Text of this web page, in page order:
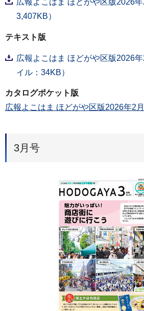
広報よこはま ほどがや区版2026年
3,407KB）
テキスト版
広報よこはま ほどがや区版2026
イル：34KB）
カタログポケット版
広報よこはま ほどがや区版2026年2
3月号